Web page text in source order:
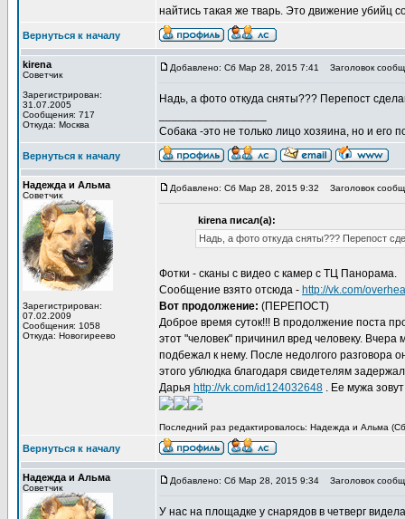
найтись такая же тварь. Это движение убийц
Вернуться к началу
kirena
Советчик
Зарегистрирован:
31.07.2005
Сообщения: 717
Откуда: Москва
Добавлено: Сб Мар 28, 2015 7:41 Заголовок
Надь, а фото откуда сняты??? Перепост
Собака -это не только лицо хозяина, но и его
Вернуться к началу
Надежда и Альма
Советчик
Зарегистрирован:
07.02.2009
Сообщения: 1058
Откуда: Новогиреево
Добавлено: Сб Мар 28, 2015 9:32 Заголовок
kirena писал(а):
Надь, а фото откуда сняты??? Перепост
Фотки - сканы с видео с камер с ТЦ Панорама.
Сообщение взято отсюда - http://vk.com/
Вот продолжение: (ПЕРЕПОСТ)
Доброе время суток!!! В продолжение поста
этот "человек" причинил вред человеку. Вчера
подбежал к нему. После недолгого разговора
этого ублюдка благодаря свидетелям
Дарья http://vk.com/id124032648 . Ее мужа
Последний раз редактировалось: Надежда и Альма
Вернуться к началу
Надежда и Альма
Советчик
Добавлено: Сб Мар 28, 2015 9:34 Заголовок
У нас на площадке у снарядов в четверг